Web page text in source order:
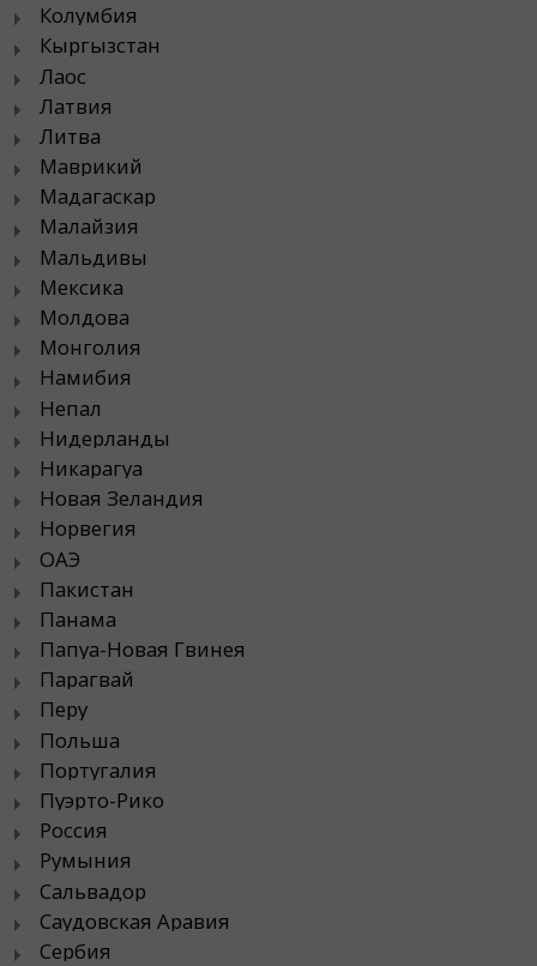
Колумбия
Кыргызстан
Лаос
Латвия
Литва
Маврикий
Мадагаскар
Малайзия
Мальдивы
Мексика
Молдова
Монголия
Намибия
Непал
Нидерланды
Никарагуа
Новая Зеландия
Норвегия
ОАЭ
Пакистан
Панама
Папуа-Новая Гвинея
Парагвай
Перу
Польша
Португалия
Пуэрто-Рико
Россия
Румыния
Сальвадор
Саудовская Аравия
Сербия